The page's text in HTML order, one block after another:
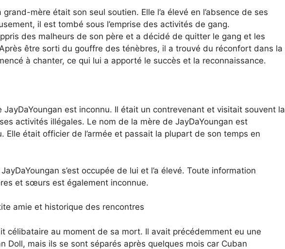
mère était son seul soutien. Elle l’a élevé en l’absence de ses
il est tombé sous l’emprise des activités de gang.
des malheurs de son père et a décidé de quitter le gang et les
être sorti du gouffre des ténèbres, il a trouvé du réconfort dans la
à chanter, ce qui lui a apporté le succès et la reconnaissance.
JayDaYoungan est inconnu. Il était un contrevenant et visitait souvent la
activités illégales. Le nom de la mère de JayDaYoungan est
Elle était officier de l’armée et passait la plupart de son temps en
s’est occupée de lui et l’a élevé. Toute information
et sœurs est également inconnue.
amie et historique des rencontres
célibataire au moment de sa mort. Il avait précédemment eu une
Doll, mais ils se sont séparés après quelques mois car Cuban